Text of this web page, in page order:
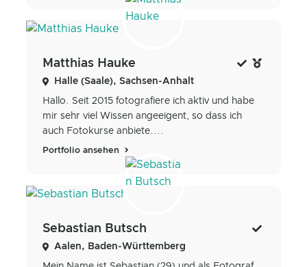
Matthias Hauke
Halle (Saale), Sachsen-Anhalt
Hallo. Seit 2015 fotografiere ich aktiv und habe
mir sehr viel Wissen angeeigent, so dass ich
auch Fotokurse anbiete....
Portfolio ansehen
Sebastian Butsch
Aalen, Baden-Württemberg